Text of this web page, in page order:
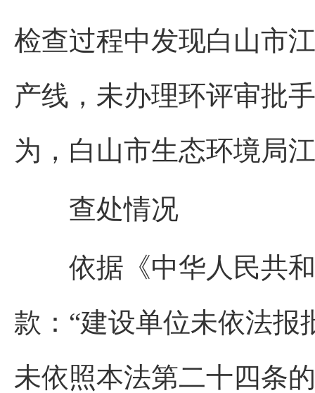
检查过程中发现白山市
产线，未办理环评审批
为，白山市生态环境局
查处情况
依据《中华人民共和
款：“建设单位未依法
未依照本法第二十四条